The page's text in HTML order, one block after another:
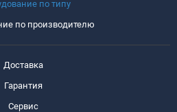
по типу
по производителю
Доставка
Гарантия
Сервис